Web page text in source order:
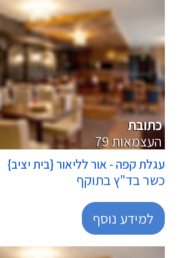
כתובת
79 העצמאות
עגלת קפה - אור לליאור {בית יציב}
כשר בד"ץ בתוקף
למידע נוסף